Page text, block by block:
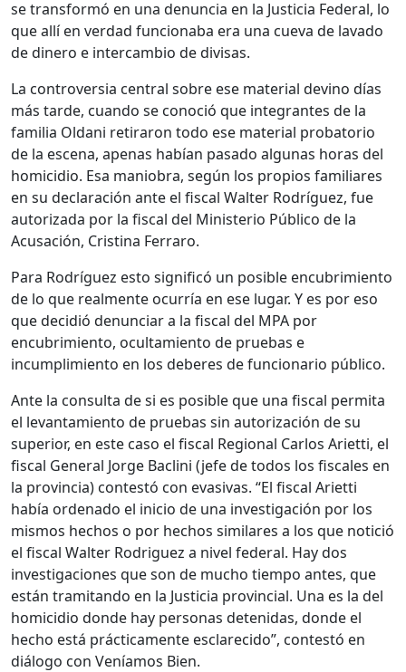
se transformó en una denuncia en la Justicia Federal, lo
que allí en verdad funcionaba era una cueva de lavado
de dinero e intercambio de divisas.
La controversia central sobre ese material devino días
más tarde, cuando se conoció que integrantes de la
familia Oldani retiraron todo ese material probatorio
de la escena, apenas habían pasado algunas horas del
homicidio. Esa maniobra, según los propios familiares
en su declaración ante el fiscal Walter Rodríguez, fue
autorizada por la fiscal del Ministerio Público de la
Acusación, Cristina Ferraro.
Para Rodríguez esto significó un posible encubrimiento
de lo que realmente ocurría en ese lugar. Y es por eso
que decidió denunciar a la fiscal del MPA por
encubrimiento, ocultamiento de pruebas e
incumplimiento en los deberes de funcionario público.
Ante la consulta de si es posible que una fiscal permita
el levantamiento de pruebas sin autorización de su
superior, en este caso el fiscal Regional Carlos Arietti, el
fiscal General Jorge Baclini (jefe de todos los fiscales en
la provincia) contestó con evasivas. “El fiscal Arietti
había ordenado el inicio de una investigación por los
mismos hechos o por hechos similares a los que notició
el fiscal Walter Rodriguez a nivel federal. Hay dos
investigaciones que son de mucho tiempo antes, que
están tramitando en la Justicia provincial. Una es la del
homicidio donde hay personas detenidas, donde el
hecho está prácticamente esclarecido”, contestó en
diálogo con Veníamos Bien.